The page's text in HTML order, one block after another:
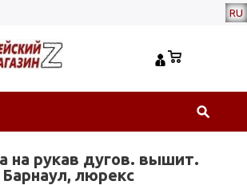
RU
на рукав дугов. вышит.
Барнаул, люрекс